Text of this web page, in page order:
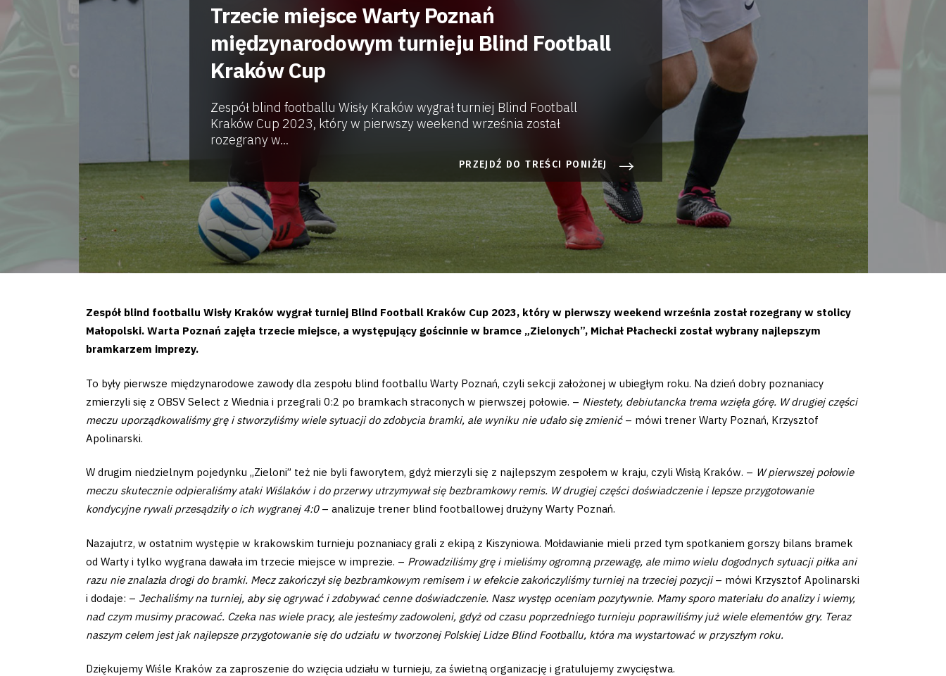
Trzecie miejsce Warty Poznań
międzynarodowym turnieju Blind Football
Kraków Cup
Zespół blind footballu Wisły Kraków wygrał turniej Blind Football
Kraków Cup 2023, który w pierwszy weekend września został
rozegrany w...
PRZEJDŹ DO TREŚCI PONIŻEJ
Zespół blind footballu Wisły Kraków wygrał turniej Blind Football Kraków Cup 2023, który w pierwszy weekend września został rozegrany w stolicy
Małopolski. Warta Poznań zajęła trzecie miejsce, a występujący gościnnie w bramce „Zielonych”, Michał Płachecki został wybrany najlepszym
bramkarzem imprezy.
To były pierwsze międzynarodowe zawody dla zespołu blind footballu Warty Poznań, czyli sekcji założonej w ubiegłym roku. Na dzień dobry poznaniacy
zmierzyli się z OBSV Select z Wiednia i przegrali 0:2 po bramkach straconych w pierwszej połowie. – Niestety, debiutancka trema wzięła górę. W drugiej części
meczu uporządkowaliśmy grę i stworzyliśmy wiele sytuacji do zdobycia bramki, ale wyniku nie udało się zmienić– mówi trener Warty Poznań, Krzysztof
Apolinarski.
W drugim niedzielnym pojedynku „Zieloni” też nie byli faworytem, gdyż mierzyli się z najlepszym zespołem w kraju, czyli Wisłą Kraków. – W pierwszej połowie
meczu skutecznie odpieraliśmy ataki Wiślaków i do przerwy utrzymywał się bezbramkowy remis. W drugiej części doświadczenie i lepsze przygotowanie
kondycyjne rywali przesądziły o ich wygranej 4:0– analizuje trener blind footballowej drużyny Warty Poznań.
Nazajutrz, w ostatnim występie w krakowskim turnieju poznaniacy grali z ekipą z Kiszyniowa. Mołdawianie mieli przed tym spotkaniem gorszy bilans bramek
od Warty i tylko wygrana dawała im trzecie miejsce w imprezie. – Prowadziliśmy grę i mieliśmy ogromną przewagę, ale mimo wielu dogodnych sytuacji piłka ani
razu nie znalazła drogi do bramki. Mecz zakończył się bezbramkowym remisem i w efekcie zakończyliśmy turniej na trzeciej pozycji– mówi Krzysztof Apolinarski
i dodaje: – Jechaliśmy na turniej, aby się ogrywać i zdobywać cenne doświadczenie. Nasz występ oceniam pozytywnie. Mamy sporo materiału do analizy i wiemy,
nad czym musimy pracować. Czeka nas wiele pracy, ale jesteśmy zadowoleni, gdyż od czasu poprzedniego turnieju poprawiliśmy już wiele elementów gry. Teraz
naszym celem jest jak najlepsze przygotowanie się do udziału w tworzonej Polskiej Lidze Blind Footballu, która ma wystartować w przyszłym roku.
Dziękujemy Wiśle Kraków za zaproszenie do wzięcia udziału w turnieju, za świetną organizację i gratulujemy zwycięstwa.